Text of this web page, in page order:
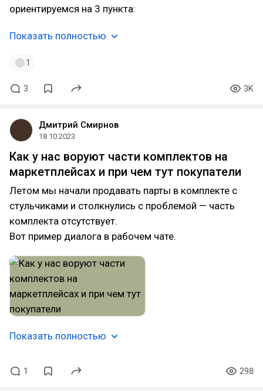
ориентируемся на 3 пункта:
Показать полностью
1
3 3K
Дмитрий Смирнов
18.10.2023
Как у нас воруют части комплектов на
маркетплейсах и при чем тут покупатели
Летом мы начали продавать парты в комплекте с
стульчиками и столкнулись с проблемой — часть
комплекта отсутствует.
Вот пример диалога в рабочем чате.
Показать полностью
1 298